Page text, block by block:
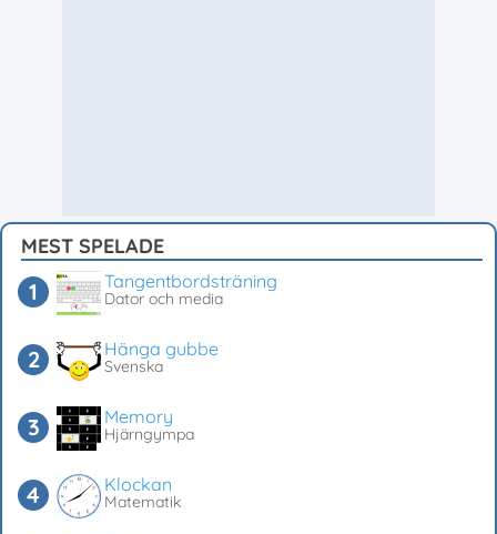
MEST SPELADE
Tangentbordsträning
Dator och media
Hänga gubbe
Svenska
Memory
Hjärngympa
Klockan
Matematik